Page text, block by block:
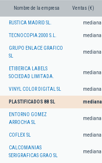
Nombre de la empresa Ventas (€)
RUSTICA MADRID SL. mediana
TECNOCOPIA 2000 S.L. mediana
GRUPO ENLACE GRAFICO
SL
mediana
ETIBERICA LABELS
SOCIEDAD LIMITADA.
mediana
VINYL COLOR DIGITAL SL mediana
PLASTIFICADOS 88 SL mediana
ENTORNO GOMEZ
ARROCHA SL
mediana
COFLEX SL mediana
CALCOMANIAS
SERIGRAFICAS GRAO SL
mediana